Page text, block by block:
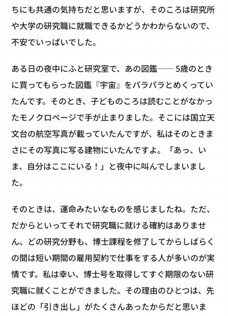
ちにも共通の気持ちだと思いますが、そのころは研究所
や大学の研究職に就職できるかどうかわからないので、
不安でいっぱいでした。
ある日の夜中にふと研究室で、あの図鑑―― 5歳のとき
に買ってもらった図鑑『宇宙』をパラパラとめくってい
たんです。そのとき、子どものころは読むことがなかっ
たモノクロページで手が止まりました。そこには国立天
文台の航空写真が載っていたんですが、私はそのときま
さにその写真に写る建物にいたんですよ。「あっ、い
ま、自分はここにいる！」と夜中に叫んでしまいまし
た。
そのときは、運命みたいなものを感じましたね。ただ、
だからといってそれで研究職に就ける確約はありませ
ん。どの研究分野も、博士課程を修了してからしばらく
の間は短い期間の雇用契約で仕事をする人が多いのが実
情です。私は幸い、博士号を取得してすぐ期限のない研
究職に就くことができました。その理由のひとつは、先
ほどの「引き出し」がたくさんあったからだと思いま